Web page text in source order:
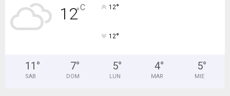
12°C 12°
12°
11 °
SAB
7°
DOM
5°
LUN
4°
MAR
5°
MIE